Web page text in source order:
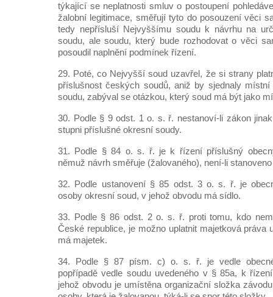
týkající se neplatnosti smluv o postoupení
žalobní legitimace, směřují tyto do posouzení věci
tedy nepřísluší Nejvyššímu soudu k návrhu na
soudu, ale soudu, který bude rozhodovat o věci
posoudil naplnění podmínek řízení.
29. Poté, co Nejvyšší soud uzavřel, že si strany
příslušnost českých soudů, aniž by sjednaly
soudu, zabýval se otázkou, který soud má být jako
30. Podle § 9 odst. 1 o. s. ř. nestanoví-li zákon
stupni příslušné okresní soudy.
31. Podle § 84 o. s. ř. je k řízení příslušný
němuž návrh směřuje (žalovaného), není-li
32. Podle ustanovení § 85 odst. 3 o. s. ř. je
osoby okresní soud, v jehož obvodu má sídlo.
33. Podle § 86 odst. 2 o. s. ř. proti tomu, kdo
České republice, je možno uplatnit majetková práva
má majetek.
34. Podle § 87 písm. c) o. s. ř. je vedle
popřípadě vedle soudu uvedeného v § 85a, k
jehož obvodu je umístěna organizační složka